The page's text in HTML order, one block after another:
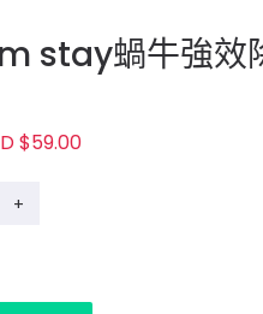
stay蝸牛強效
$59.00
+